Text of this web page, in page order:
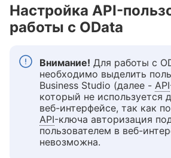
Настройка API-
работы с OData
Внимание! Для работы с
необходимо выделить
Business Studio (далее - API
который не используется
веб-интерфейсе, так как
API-ключа авторизация
пользователем в веб-
невозможна.